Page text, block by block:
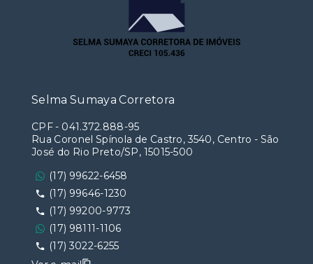
Selma Sumaya Corretora
CPF- 041.372.888-95
Rua Coronel Spínola de Castro, 3540, Centro - São
José do Rio Preto/SP, 15015-500
(17) 99622-6458
(17) 99646-1230
(17) 99200-9773
(17) 98111-1106
(17) 3022-6255